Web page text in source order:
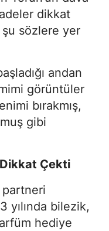
dikkat
sözlere yer
andan
görüntüler
bırakmış,
gibi
Dikkat Çekti
partneri
yılında bilezik,
hediye